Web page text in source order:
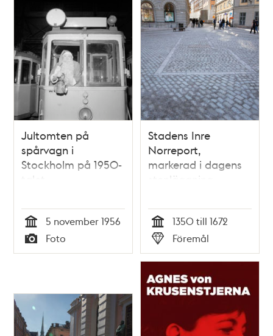
Jultomten på
spårvagn i
Stockholm på 1950-
talet
Tid
5 november 1956
Typ
Foto
Stadens Inre
Norreport,
markerad i dagens
stenläggning
Tid
1350 till 1672
Typ
Föremål